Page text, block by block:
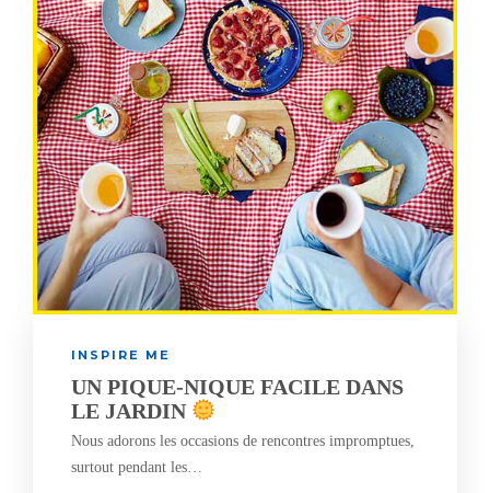
INSPIRE ME
UN PIQUE-NIQUE FACILE DANS
LE JARDIN
Nous adorons les occasions de rencontres impromptues,
surtout pendant les…